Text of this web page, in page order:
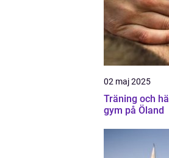
02 maj 2025
Träning och
gym på Öland